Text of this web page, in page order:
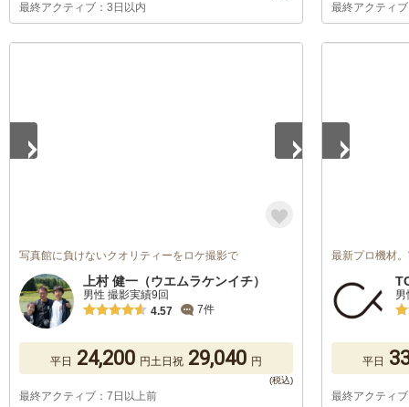
最終アクティブ：3日以内 最終アクティ
写真館に負けないクオリティーをロケ撮影で
上村 健一（ウエムラケンイチ）
男性 撮影実績9回
4.57
7件
平日 24,200 円土日祝 29,040 円
最終アクティブ：7日以上前
最新プロ機材
平日
最終アクティ